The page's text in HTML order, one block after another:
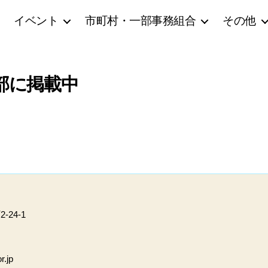
イベント 市町村・一部事務組合 その他
に掲載中
24-1